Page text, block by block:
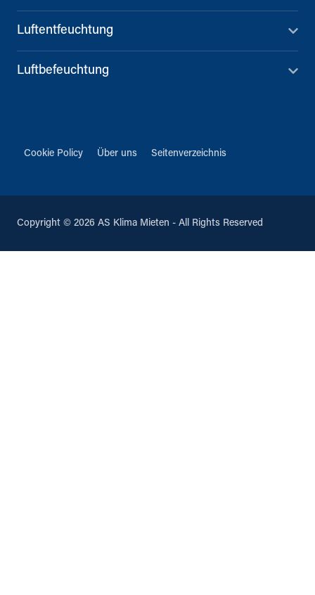
Luftentfeuchtung
Luftbefeuchtung
Cookie Policy Über uns Seitenverzeichnis
Copyright © 2026 AS Klima Mieten - All Rights Reserved